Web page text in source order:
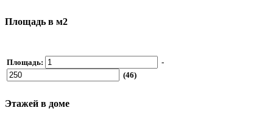
Площадь в м2
Площадь:
-
(46)
Этажей в доме